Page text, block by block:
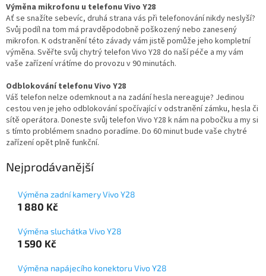
Výměna mikrofonu u telefonu Vivo Y28
Ať se snažíte sebevíc, druhá strana vás při telefonování nikdy neslyší?
Svůj podíl na tom má pravděpodobně poškozený nebo zanesený
mikrofon. K odstranění této závady vám jistě pomůže jeho kompletní
výměna. Svěřte svůj chytrý telefon Vivo Y28 do naší péče a my vám
vaše zařízení vrátíme do provozu v 90 minutách.
Odblokování telefonu Vivo Y28
Váš telefon nelze odemknout a na zadání hesla nereaguje? Jedinou
cestou ven je jeho odblokování spočívající v odstranění zámku, hesla či
sítě operátora. Doneste svůj telefon Vivo Y28 k nám na pobočku a my si
s tímto problémem snadno poradíme. Do 60 minut bude vaše chytré
zařízení opět plně funkční.
Nejprodávanější
Výměna zadní kamery Vivo Y28
1 880 Kč
Výměna sluchátka Vivo Y28
1 590 Kč
Výměna napájecího konektoru Vivo Y28